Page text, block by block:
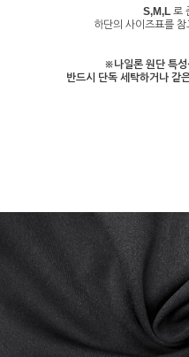
S,M,L로
하단의 사이즈표를
※나일론 원단 특성
반드시 단독 세탁하거나 같